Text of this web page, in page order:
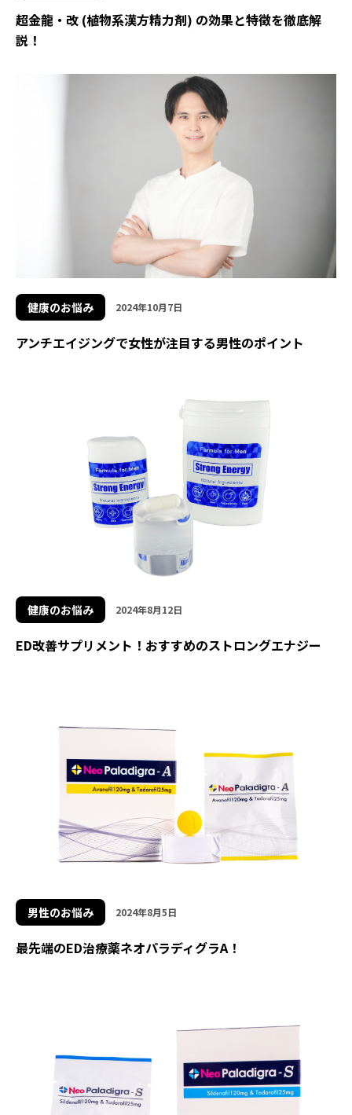
超金龍・改 (植物系漢方精力剤) の効果と特徴を徹底解
説！
健康のお悩み 2024年10月7日
アンチエイジングで女性が注目する男性のポイント
健康のお悩み 2024年8月12日
ED改善サプリメント！おすすめのストロングエナジー
男性のお悩み 2024年8月5日
最先端のED治療薬ネオパラディグラA！